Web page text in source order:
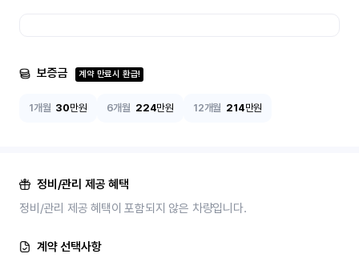
보증금 계약 만료시 환급!
1개월 30만원 6개월 224만원 12개월 214만원
정비/관리 제공 혜택
정비/관리 제공 혜택이 포함되지 않은 차량입니다.
계약 선택사항